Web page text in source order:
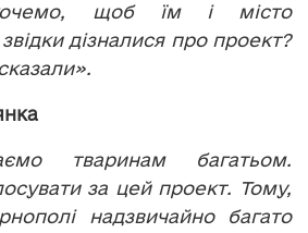
щоб їм і місто
дізналися про проект?
тваринам багатьом.
за цей проект. Тому,
надзвичайно багато